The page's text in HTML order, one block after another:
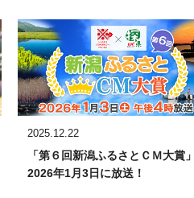
2025.12.22
「第６回新潟ふるさとＣＭ大賞」
2026年1月3日に放送！